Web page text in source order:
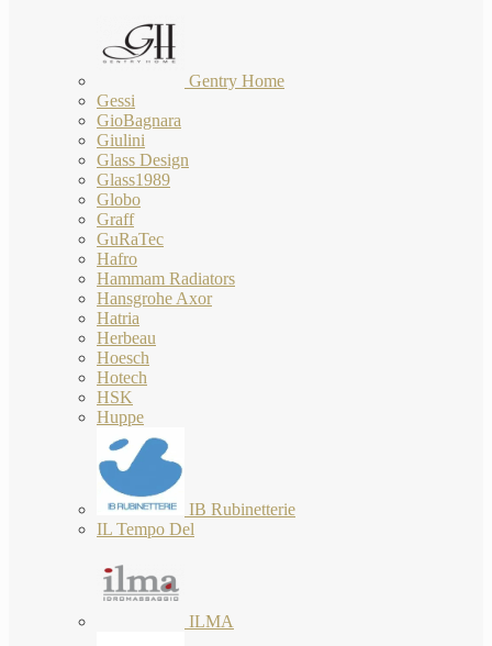
Gentry Home
Gessi
GioBagnara
Giulini
Glass Design
Glass1989
Globo
Graff
GuRaTec
Hafro
Hammam Radiators
Hansgrohe Axor
Hatria
Herbeau
Hoesch
Hotech
HSK
Huppe
IB Rubinetterie
IL Tempo Del
ILMA